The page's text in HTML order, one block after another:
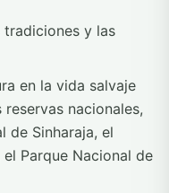
tradiciones y las
en la vida salvaje
nacionales,
de Sinharaja, el
Parque Nacional de